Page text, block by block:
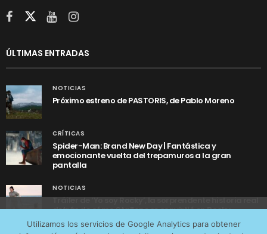
ÚLTIMAS ENTRADAS
NOTICIAS
Próximo estreno de PASTORIS, de Pablo Moreno
CRÍTICAS
Spider-Man: Brand New Day | Fantástica y
emocionante vuelta del trepamuros a la gran
pantalla
NOTICIAS
Tráiler de ‘Yo soy Rocky’, la sorprendente historia real
detrás de cómo Stallone se convirtió en Rocky
Utilizamos los servicios de Google Analytics para obtener
tráfico web que recibimos y conocer los servicios que